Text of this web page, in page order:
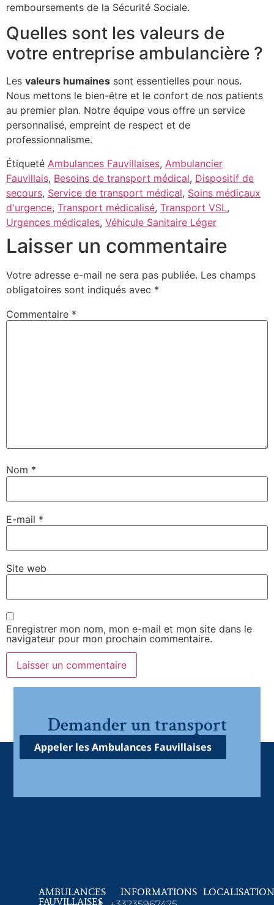
remboursements de la Sécurité Sociale.
Quelles sont les valeurs de
votre entreprise ambulancière ?
Les valeurs humaines sont essentielles pour nous.
Nous mettons le bien-être et le confort de nos patients
au premier plan. Notre équipe vous offre un service
personnalisé, empreint de respect et de
professionnalisme.
Étiqueté Ambulances Fauvillaises, Ambulancier
Fauvillais, Besoins de transport médical, Dispositif de
secours, Service de transport médical, Soins médicaux
d'urgence, Transport médicalisé, Transport VSL,
Urgences médicales, Véhicule Sanitaire Léger
Laisser un commentaire
Votre adresse e-mail ne sera pas publiée. Les champs
obligatoires sont indiqués avec *
Commentaire *
Nom *
E-mail *
Site web
Enregistrer mon nom, mon e-mail et mon site dans le
navigateur pour mon prochain commentaire.
Demander un transport
Appeler les Ambulances Fauvillaises
AMBULANCES
FAUVILLAISES
INFORMATIONS LOCALISATION